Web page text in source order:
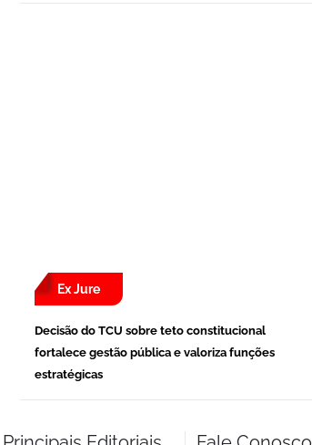
Ex Jure
Decisão do TCU sobre teto constitucional
fortalece gestão pública e valoriza funções
estratégicas